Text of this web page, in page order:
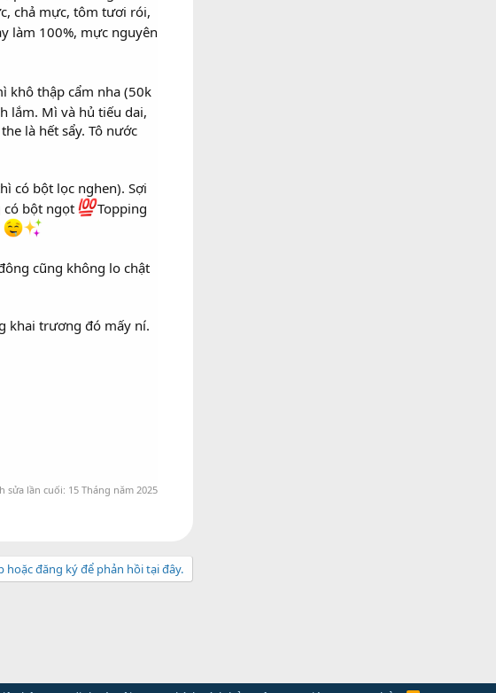
chả mực, tôm tươi rói,
làm 100%, mực nguyên
khô thập cẩm nha (50k
lắm. Mì và hủ tiếu dai,
là hết sẩy. Tô nước
có bột lọc nghen). Sợi
có bột ngọt
Topping
cũng không lo chật
khai trương đó mấy ní.
sửa lần cuối: 15 Tháng năm 2025
hoặc đăng ký để phản hồi tại đây.